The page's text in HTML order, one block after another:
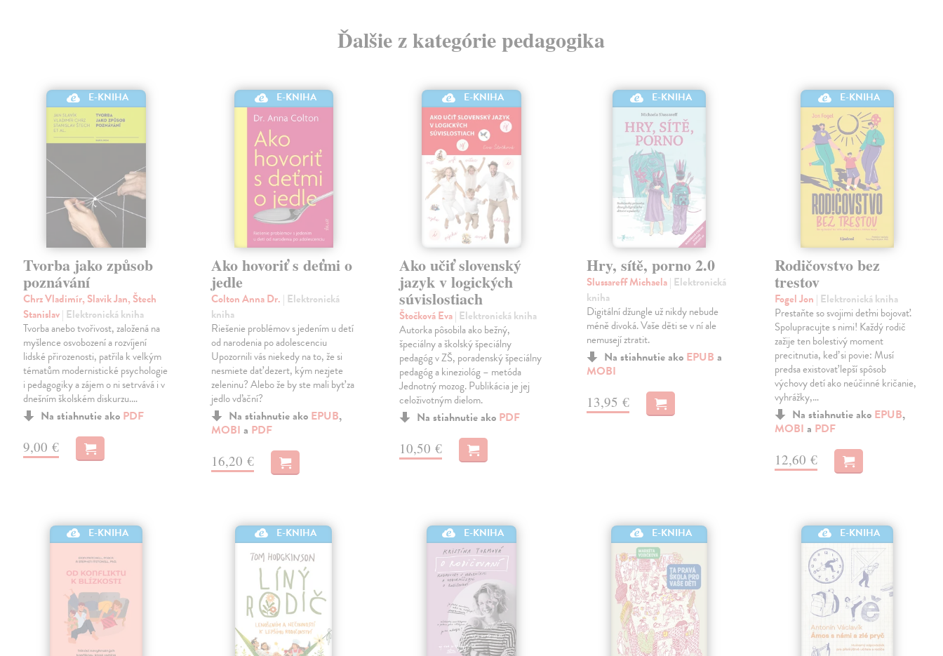
Ďalšie z kategórie pedagogika
E-KNIHA
Tvorba jako způsob
poznávání
Chrz Vladimír, Slavik Jan, Štech
Stanislav| Elektronická kniha
Tvorba anebo tvořivost, založená na
myšlence osvobození a rozvíjení
lidské přirozenosti, patřila k velkým
tématům modernistické psychologie
i pedagogiky a zájem o ni setrvává i v
dnešním školském diskurzu.…
Na stiahnutie ako PDF
9,00 €
E-KNIHA
Ako hovoriť s deťmi o
jedle
Colton Anna Dr. | Elektronická
kniha
Riešenie problémov s jedením u detí
od narodenia po adolescenciu
Upozornili vás niekedy na to, že si
nesmiete dať dezert, kým nezjete
zeleninu? Alebo že by ste mali byť za
jedlo vďační?
Na stiahnutie ako EPUB,
MOBI a PDF
16,20 €
E-KNIHA
Ako učiť slovenský
jazyk v logických
súvislostiach
Štočková Eva| Elektronická kniha
Autorka pôsobila ako bežný,
špeciálny a školský špeciálny
pedagóg v ZŠ, poradenský špeciálny
pedagóg a kineziológ – metóda
Jednotný mozog. Publikácia je jej
celoživotným dielom.
Na stiahnutie ako PDF
10,50 €
E-KNIHA
Hry, sítě, porno 2.0
Slussareff Michaela| Elektronická
kniha
Digitální džungle už nikdy nebude
méně divoká. Vaše děti se v ní ale
nemusejí ztratit.
Na stiahnutie ako EPUB a
MOBI
13,95 €
E-KNIHA
Rodičovstvo bez
trestov
Fogel Jon | Elektronická kniha
Prestaňte so svojimi deťmi bojovať.
Spolupracujte s nimi! Každý rodič
zažije ten bolestivý moment
precitnutia, keď si povie: Musí
predsa existovať lepší spôsob
výchovy detí ako neúčinné kričanie,
vyhrážky,…
Na stiahnutie ako EPUB,
MOBI a PDF
12,60 €
E-KNIHA E-KNIHA E-KNIHA E-KNIHA E-KNIHA